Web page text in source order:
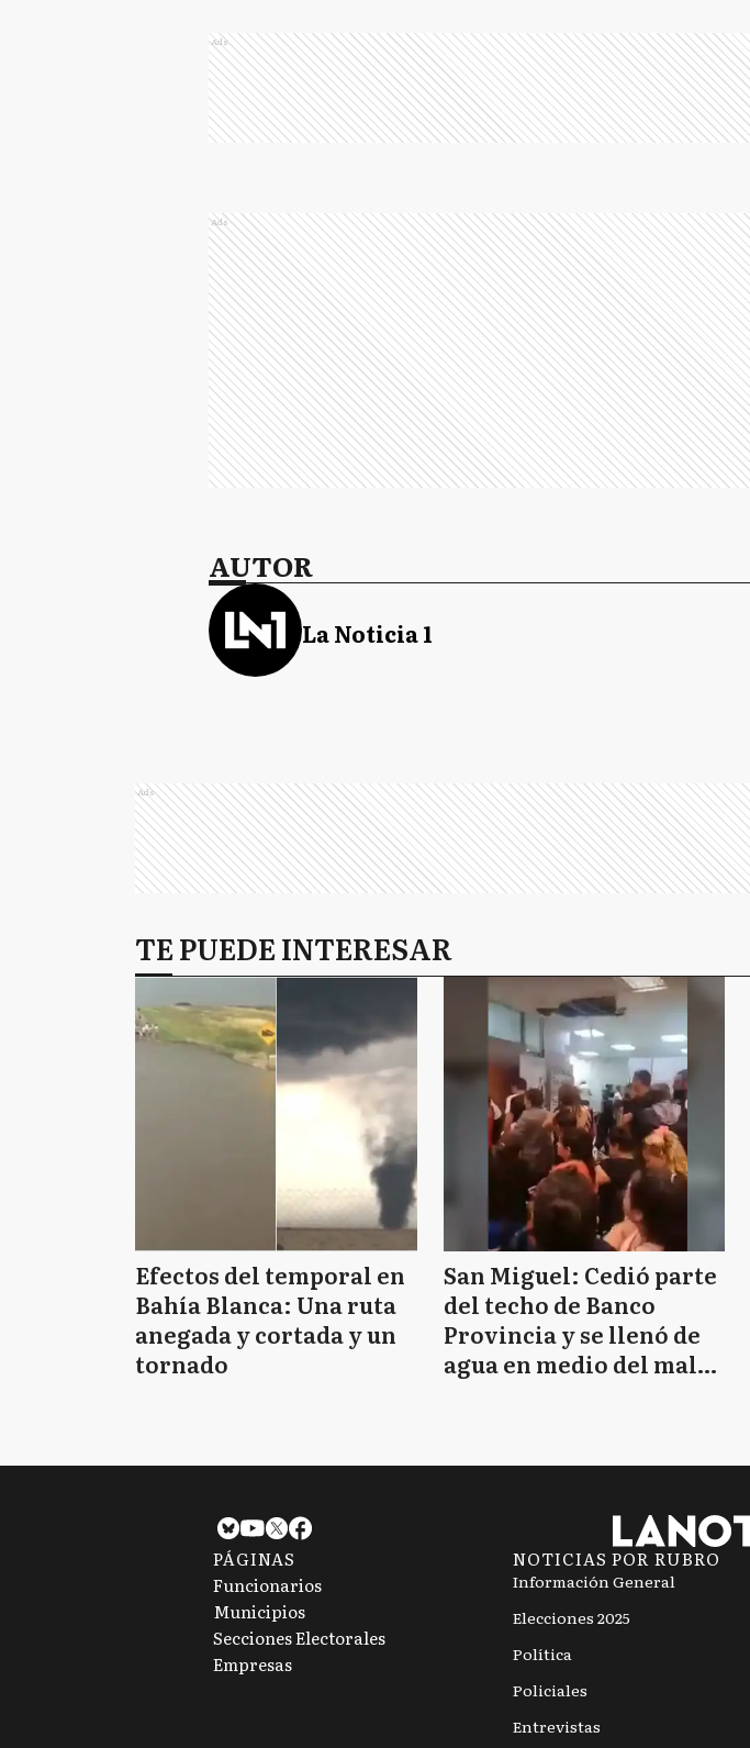
Ads
Ads
AUTOR
La Noticia 1
Ads
TE PUEDE INTERESAR
Efectos del temporal en
Bahía Blanca: Una ruta
anegada y cortada y un
tornado
San Miguel: Cedió parte
del techo de Banco
Provincia y se llenó de
agua en medio del mal
PÁGINAS
Funcionarios
Municipios
Secciones Electorales
Empresas
NOTICIAS POR RUBRO
Información General
Elecciones 2025
Política
Policiales
Entrevistas